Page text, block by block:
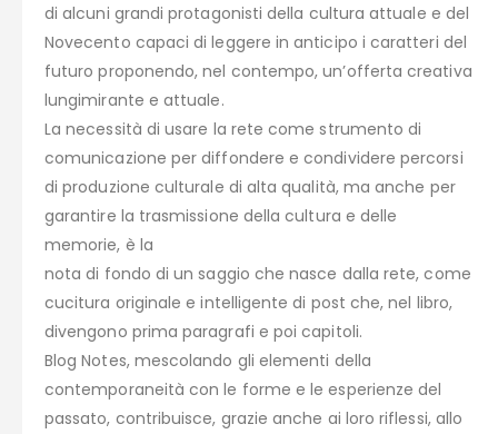
di alcuni grandi protagonisti della cultura attuale e del
Novecento capaci di leggere in anticipo i caratteri del
futuro proponendo, nel contempo, un’offerta creativa
lungimirante e attuale.
La necessità di usare la rete come strumento di
comunicazione per diffondere e condividere percorsi
di produzione culturale di alta qualità, ma anche per
garantire la trasmissione della cultura e delle
memorie, è la
nota di fondo di un saggio che nasce dalla rete, come
cucitura originale e intelligente di post che, nel libro,
divengono prima paragrafi e poi capitoli.
Blog Notes, mescolando gli elementi della
contemporaneità con le forme e le esperienze del
passato, contribuisce, grazie anche ai loro riflessi, allo